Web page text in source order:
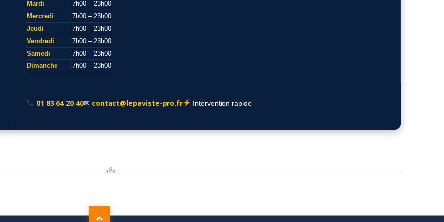
Mardi
7h00 – 23h00
Mercredi
7h00 – 23h00
Jeudi
7h00 – 23h00
Vendredi
7h00 – 23h00
Samedi
7h00 – 23h00
Dimanche
7h00 – 23h00
01 83 64 20 40✉ contact@lepaviste-pro.fr Intervention rapide